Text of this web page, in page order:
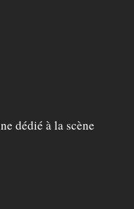
dédié à la scène